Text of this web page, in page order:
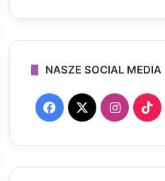
NASZE SOCIAL MEDIA
F
c
X
I
s
T
k